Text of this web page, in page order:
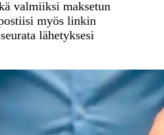
valmiiksi maksetun
myös linkin
lähetyksesi